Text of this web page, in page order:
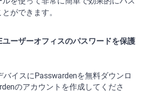
ができます。
ユーザーオフィスのパスワードを保護
バイスにPasswardenを無料ダウンロ
のアカウントを作成してくださ